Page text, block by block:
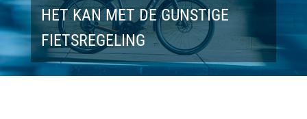
Privé lease
Modellen
HET KAN MET DE GUNSTIGE
FIETSREGELING